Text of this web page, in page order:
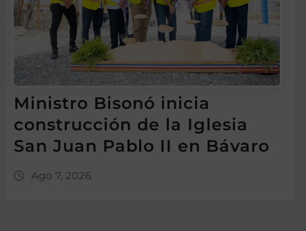
Ministro Bisonó inicia
construcción de la Iglesia
San Juan Pablo II en Bávaro
Ago 7, 2026